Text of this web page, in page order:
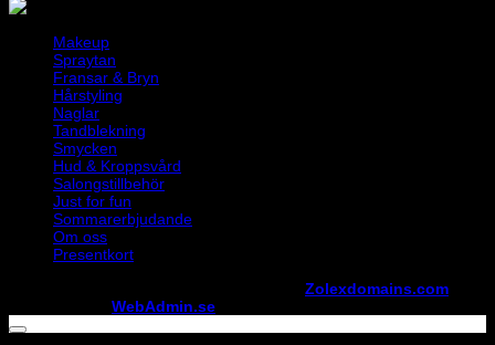
Makeup
Spraytan
Fransar & Bryn
Hårstyling
Naglar
Tandblekning
Smycken
Hud & Kroppsvård
Salongstillbehör
Just for fun
Sommarerbjudande
Om oss
Presentkort
Zolexdomains.com
WebAdmin.se